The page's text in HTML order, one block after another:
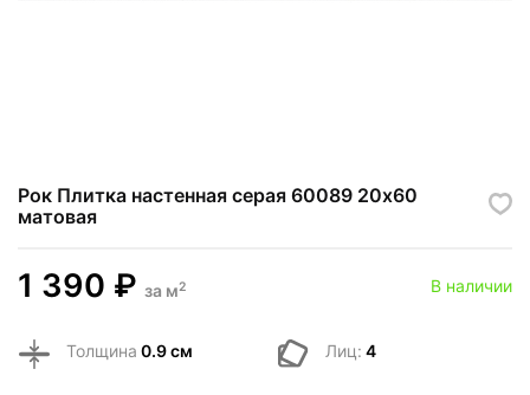
Рок Плитка настенная серая 60089 20х60
матовая
1 390 ₽ за м2 В наличии
Толщина 0.9 см Лиц: 4